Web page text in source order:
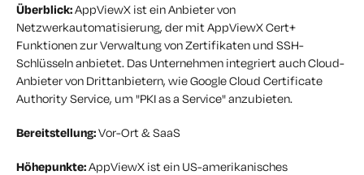
Überblick:AppViewX ist ein Anbieter von
Netzwerkautomatisierung, der mit AppViewX Cert+
Funktionen zur Verwaltung von Zertifikaten und SSH-
Schlüsseln anbietet. Das Unternehmen integriert auch Cloud-
Anbieter von Drittanbietern, wie Google Cloud Certificate
Authority Service, um "PKI as a Service" anzubieten.
Bereitstellung:Vor-Ort & SaaS
Höhepunkte:AppViewX ist ein US-amerikanisches